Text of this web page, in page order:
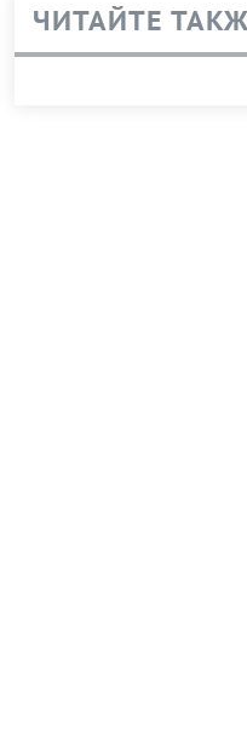
ЧИТАЙТЕ